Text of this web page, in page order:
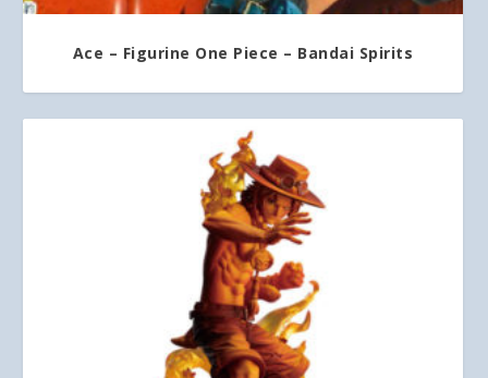
Ace – Figurine One Piece – Bandai Spirits